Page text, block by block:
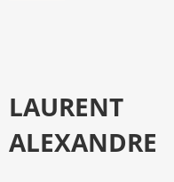
LAURENT
ALEXANDRE